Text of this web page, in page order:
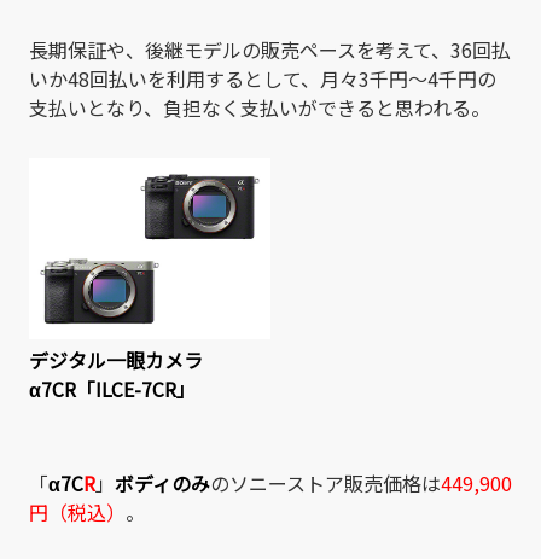
長期保証や、後継モデルの販売ペースを考えて、36回払
いか48回払いを利用するとして、月々3千円～4千円の
支払いとなり、負担なく支払いができると思われる。
デジタル一眼カメラ
α7CR「ILCE-7CR」
「α7CR」 ボディのみのソニーストア販売価格は449,900
円（税込） 。